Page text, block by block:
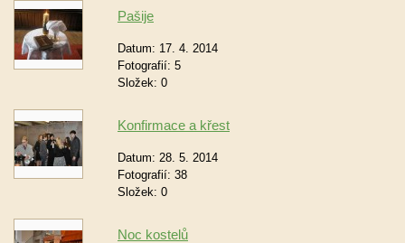
Pašije
Datum: 17. 4. 2014
Fotografií: 5
Složek: 0
Konfirmace a křest
Datum: 28. 5. 2014
Fotografií: 38
Složek: 0
Noc kostelů